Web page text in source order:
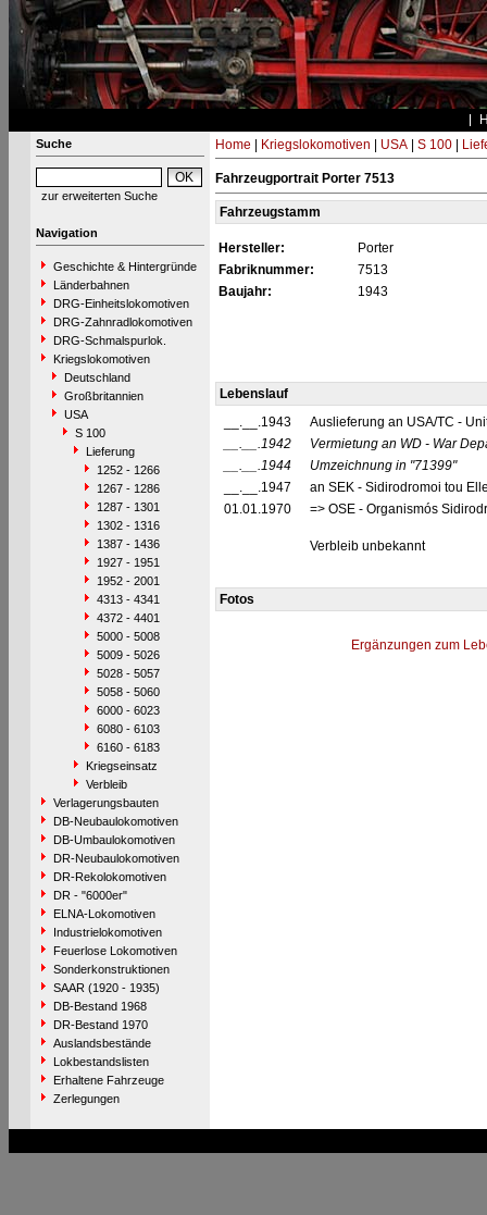
Suche
zur erweiterten Suche
Navigation
Geschichte & Hintergründe
Länderbahnen
DRG-Einheitslokomotiven
DRG-Zahnradlokomotiven
DRG-Schmalspurlok.
Kriegslokomotiven
Deutschland
Großbritannien
USA
S 100
Lieferung
1252 - 1266
1267 - 1286
1287 - 1301
1302 - 1316
1387 - 1436
1927 - 1951
1952 - 2001
4313 - 4341
4372 - 4401
5000 - 5008
5009 - 5026
5028 - 5057
5058 - 5060
6000 - 6023
6080 - 6103
6160 - 6183
Kriegseinsatz
Verbleib
Verlagerungsbauten
DB-Neubaulokomotiven
DB-Umbaulokomotiven
DR-Neubaulokomotiven
DR-Rekolokomotiven
DR - "6000er"
ELNA-Lokomotiven
Industrielokomotiven
Feuerlose Lokomotiven
Sonderkonstruktionen
SAAR (1920 - 1935)
DB-Bestand 1968
DR-Bestand 1970
Auslandsbestände
Lokbestandslisten
Erhaltene Fahrzeuge
Zerlegungen
Home Kriegslokomotiven USA| S 100|
Fahrzeugportrait Porter 7513
Fahrzeugstamm
Hersteller:
Porter
Fabriknummer:
7513
Baujahr:
1943
Lebenslauf
__.__.1943
Auslieferung an USA/TC -
__.__.1942
Vermietung an WD - War
__.__.1944
Umzeichnung in "71399"
__.__.1947
an SEK - Sidirodromoi tou
01.01.1970
=> OSE - Organismós
Verbleib unbekannt
Fotos
Ergänzungen zum